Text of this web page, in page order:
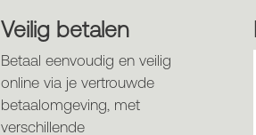
Veilig betalen
Betaal eenvoudig en veilig
online via je vertrouwde
betaalomgeving, met
verschillende